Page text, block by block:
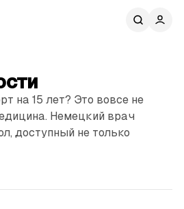
на 15 лет? Это вовсе не
Немецкий врач
доступный не только